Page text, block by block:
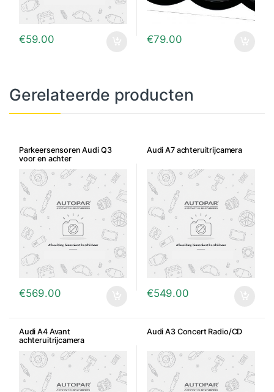
€59.00 €79.00
Gerelateerde producten
Parkeersensoren Audi Q3
voor en achter
€569.00
Audi A7 achteruitrijcamera
€549.00
Audi A4 Avant
achteruitrijcamera
Audi A3 Concert Radio/CD